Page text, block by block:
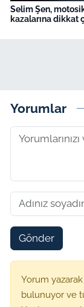
Selim Şen,
kazalarına dikkat
Yorumlar
Gönder
Yorum yazarak
bulunuyor ve